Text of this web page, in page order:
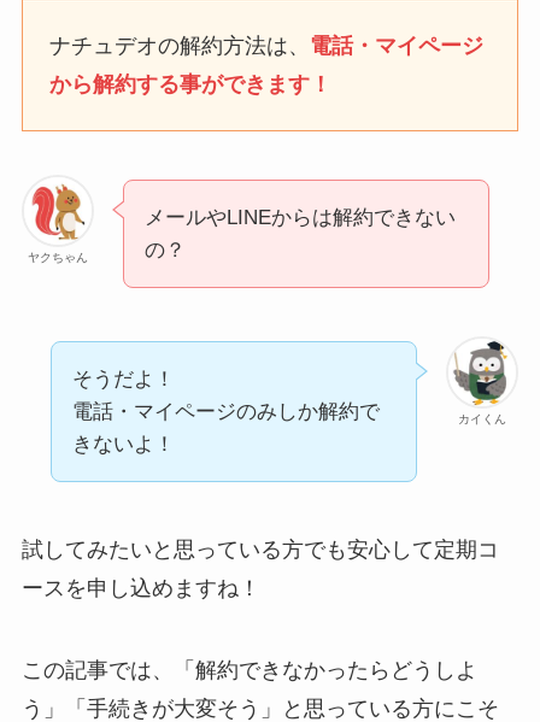
なにわサプリ
解約できない？電話以外
に手続きする方法ある？
ニューZの解約まとめ！
電話が繋がらない時の裏
解約できない？バロニー
を完全攻略
ナチュデオの解約方法は、 電話・マイページ
から解約する事ができます！
ヤクちゃん
メールやLINEからは解約できない
の？
カイくん
そうだよ！
電話・マイページのみしか解約で
きないよ！
試してみたいと思っている方でも安心して定期コ
ースを申し込めますね！
この記事では、「解約できなかったらどうしよ
う」「手続きが大変そう」と思っている方にこそ